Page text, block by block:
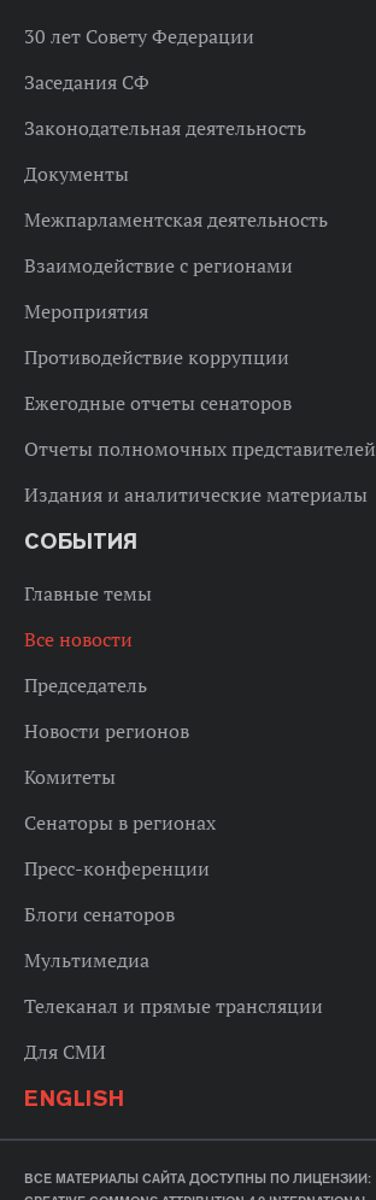
30 лет Совету Федерации
Заседания СФ
Законодательная деятельность
Документы
Межпарламентская деятельность
Взаимодействие с регионами
Мероприятия
Противодействие коррупции
Ежегодные отчеты сенаторов
Отчеты полномочных представителей
Издания и аналитические материалы
СОБЫТИЯ
Главные темы
Все новости
Председатель
Новости регионов
Комитеты
Сенаторы в регионах
Пресс-конференции
Блоги сенаторов
Мультимедиа
Телеканал и прямые трансляции
Для СМИ
ENGLISH
ВСЕ МАТЕРИАЛЫ САЙТА ДОСТУПНЫ ПО ЛИЦЕНЗИИ: